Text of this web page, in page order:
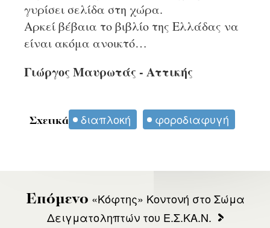
γυρίσει σελίδα στη χώρα.
Αρκεί βέβαια το βιβλίο της Ελλάδας να
είναι ακόμα ανοικτό…
Γιώργος Μαυρωτάς - Αττικής
Σχετικά διαπλοκή φοροδιαφυγή
Επόμενο «Κόφτης» Κοντονή στο Σώμα
Δειγματοληπτών του Ε.Σ.ΚΑ.Ν.